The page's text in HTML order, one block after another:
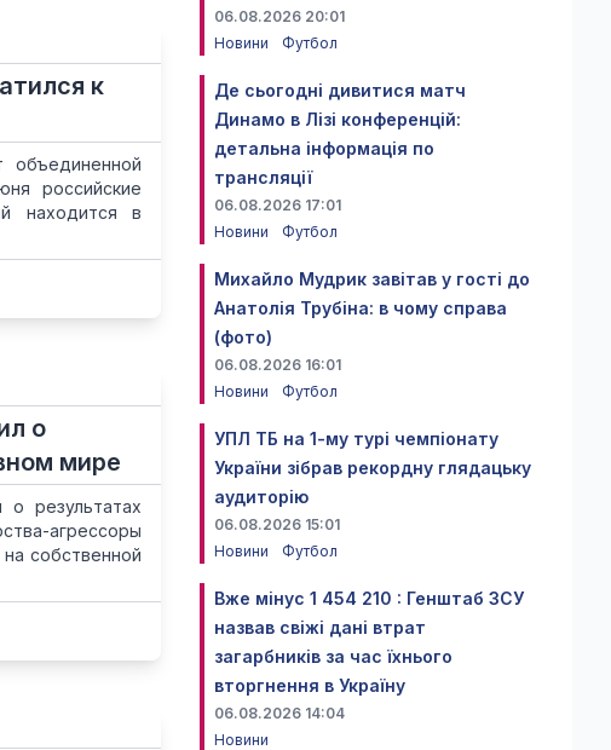
к
объединенной
российские
находится в
о
мире
результатах
агрессоры
собственной
06.08.2026 20:01
Новини
Футбол
Де сьогодні дивитися матч
Динамо в Лізі конференцій:
детальна інформація по
трансляції
06.08.2026 17:01
Новини
Футбол
Михайло Мудрик завітав у гості до
Анатолія Трубіна: в чому справа
(фото)
06.08.2026 16:01
Новини
Футбол
УПЛ ТБ на 1-му турі чемпіонату
України зібрав рекордну глядацьку
аудиторію
06.08.2026 15:01
Новини
Футбол
Вже мінус 1 454 210 : Генштаб ЗСУ
назвав свіжі дані втрат
загарбників за час їхнього
вторгнення в Україну
06.08.2026 14:04
Новини